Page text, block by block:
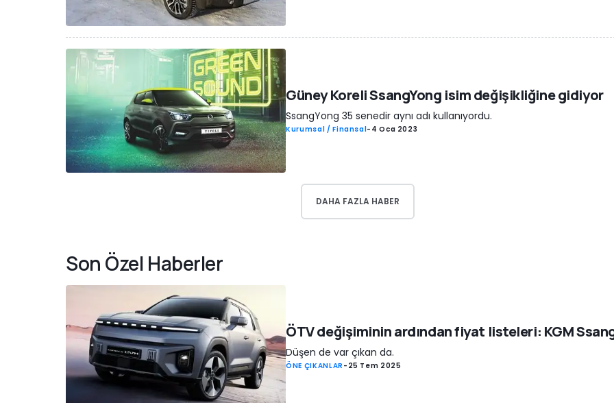
Güney Koreli SsangYong isim değişikliğine gidiyor
SsangYong 35 senedir aynı adı kullanıyordu.
Kurumsal / Finansal- 4 Oca 2023
DAHA FAZLA HABER
Son Özel Haberler
ÖTV değişiminin ardından fiyat listeleri: KGM
Düşen de var çıkan da.
ÖNE ÇIKANLAR - 25 Tem 2025